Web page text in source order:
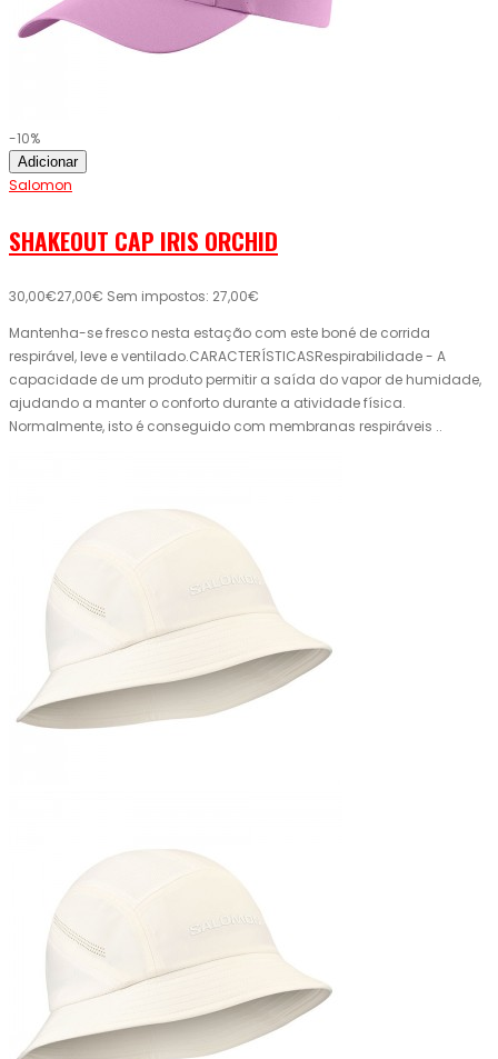
-10%
Adicionar
Salomon
SHAKEOUT CAP IRIS ORCHID
30,00€27,00€ Sem impostos: 27,00€
Mantenha-se fresco nesta estação com este boné de corrida
respirável, leve e ventilado.CARACTERÍSTICASRespirabilidade - A
capacidade de um produto permitir a saída do vapor de humidade,
ajudando a manter o conforto durante a atividade física.
Normalmente, isto é conseguido com membranas respiráveis ..